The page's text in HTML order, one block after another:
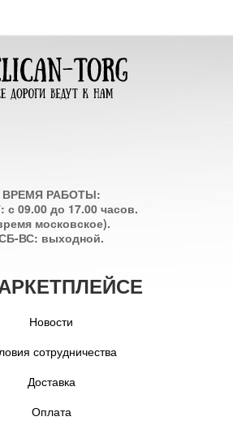
ВРЕМЯ РАБОТЫ:
с 09.00 до 17.00 часов.
московское).
ВС: выходной.
Новости
сотрудничества
Доставка
Оплата